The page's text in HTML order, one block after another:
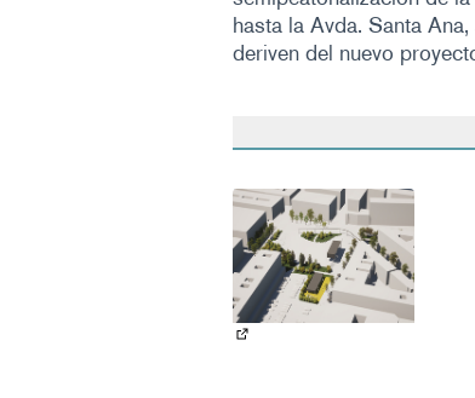
hasta la Avda. Santa
deriven del nuevo